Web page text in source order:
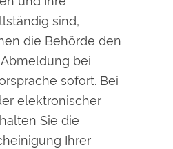
sind,
die Behörde den
bei
sofort. Bei
elektronischer
Sie die
Ihrer